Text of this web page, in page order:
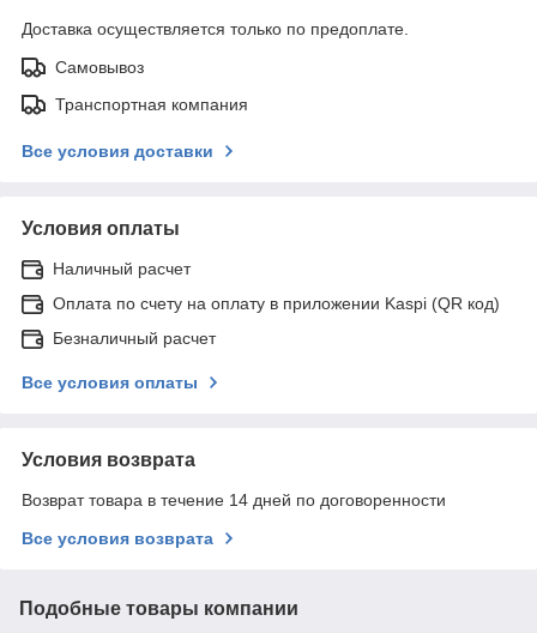
Доставка осуществляется только по предоплате.
Самовывоз
Транспортная компания
Все условия доставки
Условия оплаты
Наличный расчет
Оплата по счету на оплату в приложении Kaspi (QR код)
Безналичный расчет
Все условия оплаты
Условия возврата
Возврат товара в течение 14 дней по договоренности
Все условия возврата
Подобные товары компании